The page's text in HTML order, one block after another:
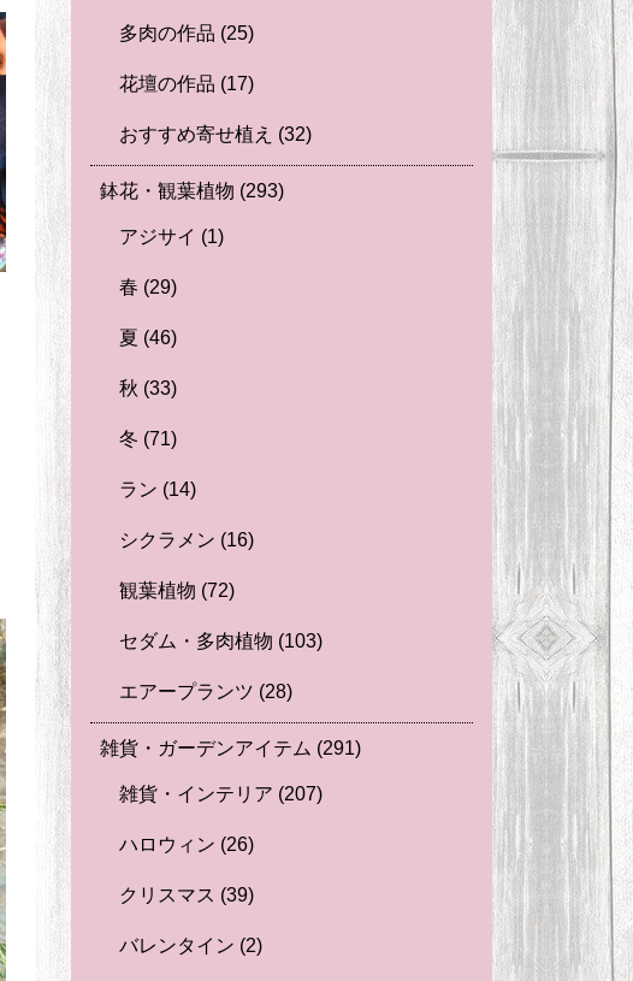
多肉の作品 (25)
花壇の作品 (17)
おすすめ寄せ植え (32)
鉢花・観葉植物 (293)
アジサイ (1)
春 (29)
夏 (46)
秋 (33)
冬 (71)
ラン (14)
シクラメン (16)
観葉植物 (72)
セダム・多肉植物 (103)
エアープランツ (28)
雑貨・ガーデンアイテム (291)
雑貨・インテリア (207)
ハロウィン (26)
クリスマス (39)
バレンタイン (2)